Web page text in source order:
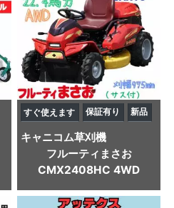
すぐ使えます 保証有り 新品
キャニコム草刈機
フルーティまさお
CMX2408HC 4WD